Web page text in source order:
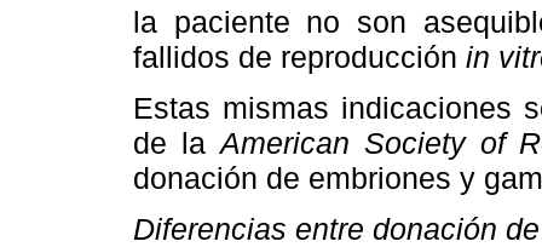
la paciente no son
fallidos de reproducción in
Estas mismas indicaciones
de laAmerican Society of
donación de embriones y
Diferencias entre donación